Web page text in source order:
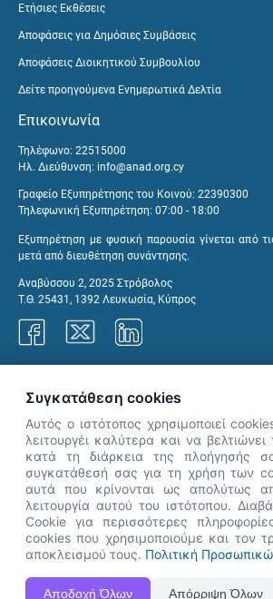
Ετήσιες Εκθέσεις
Αποφάσεις για Δημόσιες Συμβάσεις
Αποφάσεις Διοικητικού Συμβουλίου
Δείτε προηγούμενα Ενημερωτικά Δελτία
Επικοινωνία
Τηλέφωνο: 22515000
Ηλ. Διεύθυνση: info@anad.org.cy
Γραφείο Εξυπηρέτησης του Κοινού: 22390300
Τηλεφωνική Εξυπηρέτηση: 07:00 - 18:00
Εξυπηρέτηση με φυσική παρουσία γίνεται από
μετά από διευθέτηση συνάντησης.
Αναβύσσου 2, 2025 Στρόβολος
Τ.Θ. 25431, 1392 Λευκωσία, Κύπρος
Η Ιστοσελίδα ΑνΑΔ είναι πλήρως συμβατή με τις νεότερες
Apple Safari καθώς και Internet Explorer.
👋 Καλώς ήρθες!
Πες μου πώς
σήμερα.
Συγκατάθεση cookies
Αυτός ο ιστότοπος χρησιμοποιεί
λειτουργέι καλύτερα και να
κατά τη διάρκεια της πλοήγησής
συγκατάθεσή σας για τη χρήση των
αυτά που κρίνονται ως απολύτως
λειτουργία αυτού του ιστότοπου.
Cookie για περισσότερες
cookies που χρησιμοποιούμε και τον
αποκλεισμού τους. Πολιτική
Αποδοχή Όλων Απόρριψη Όλων